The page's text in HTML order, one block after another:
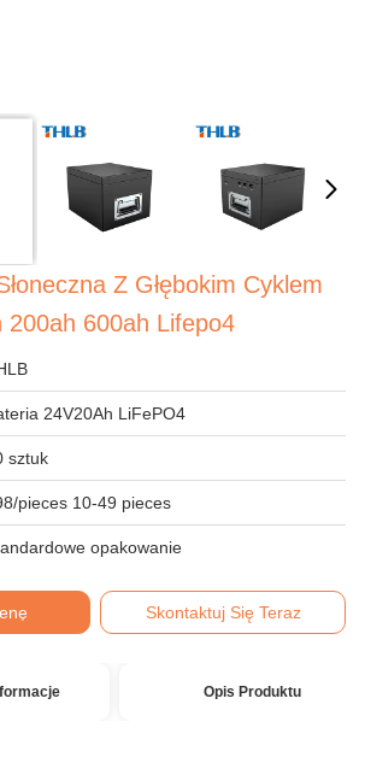
Z Głębokim Cyklem
200ah 600ah Lifepo4
24V20Ah LiFePO4
sztuk
pieces 10-49 pieces
opakowanie
Skontaktuj Się Teraz
Opis Produktu